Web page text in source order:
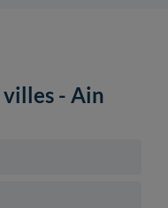
villes - Ain